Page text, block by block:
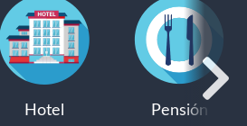
Hotel
Pensión